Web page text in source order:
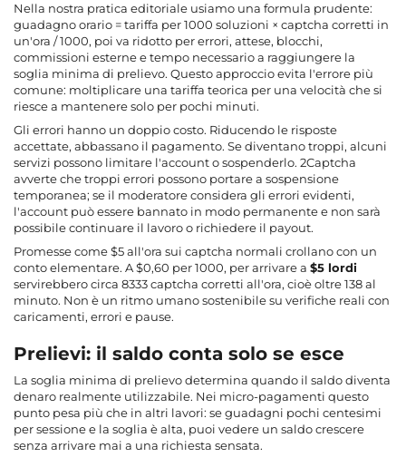
Nella nostra pratica editoriale usiamo una formula prudente:
guadagno orario = tariffa per 1000 soluzioni × captcha corretti in
un'ora / 1000, poi va ridotto per errori, attese, blocchi,
commissioni esterne e tempo necessario a raggiungere la
soglia minima di prelievo. Questo approccio evita l'errore più
comune: moltiplicare una tariffa teorica per una velocità che si
riesce a mantenere solo per pochi minuti.
Gli errori hanno un doppio costo. Riducendo le risposte
accettate, abbassano il pagamento. Se diventano troppi, alcuni
servizi possono limitare l'account o sospenderlo. 2Captcha
avverte che troppi errori possono portare a sospensione
temporanea; se il moderatore considera gli errori evidenti,
l'account può essere bannato in modo permanente e non sarà
possibile continuare il lavoro o richiedere il payout.
Promesse come $5 all'ora sui captcha normali crollano con un
conto elementare. A $0,60 per 1000, per arrivare a $5 lordi
servirebbero circa 8333 captcha corretti all'ora, cioè oltre 138 al
minuto. Non è un ritmo umano sostenibile su verifiche reali con
caricamenti, errori e pause.
Prelievi: il saldo conta solo se esce
La soglia minima di prelievodetermina quando il saldo diventa
denaro realmente utilizzabile. Nei micro-pagamenti questo
punto pesa più che in altri lavori: se guadagni pochi centesimi
per sessione e la soglia è alta, puoi vedere un saldo crescere
senza arrivare mai a una richiesta sensata.